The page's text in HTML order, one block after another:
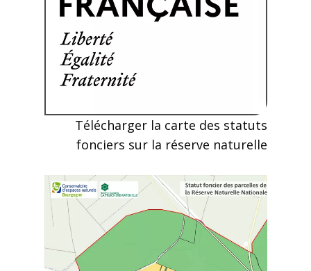
Télécharger la carte des statuts
fonciers sur la réserve naturelle